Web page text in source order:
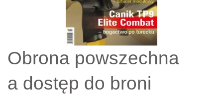
Obrona powszechna
a dostęp do broni